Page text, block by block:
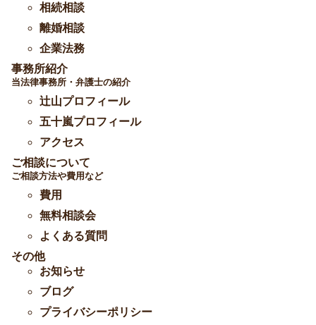
相続相談
離婚相談
企業法務
事務所紹介
当法律事務所・弁護士の紹介
辻山プロフィール
五十嵐プロフィール
アクセス
ご相談について
ご相談方法や費用など
費用
無料相談会
よくある質問
その他
お知らせ
ブログ
プライバシーポリシー